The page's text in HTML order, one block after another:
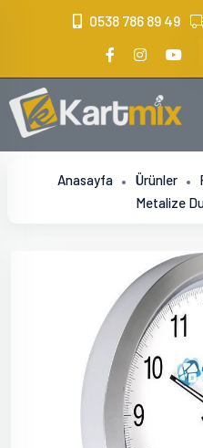
0538 786 89 49
Anasayfa Ürünler
Metalize